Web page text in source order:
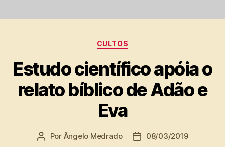
Categorias
CULTOS
Estudo científico apóia o
relato bíblico de Adão e
Eva
Autor
Por Ângelo Medrado
Data08/03/2019